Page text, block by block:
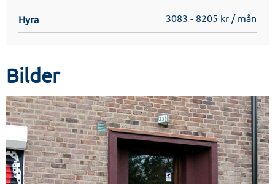
Hyra 3083 - 8205 kr / mån
Bilder